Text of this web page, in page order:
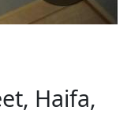
Haifa,